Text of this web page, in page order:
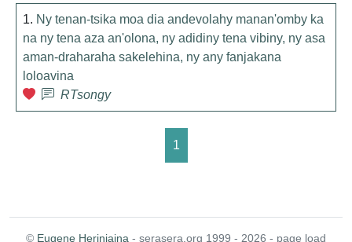
1. Ny tenan-tsika moa dia andevolahy manan'omby ka
na ny tena aza an'olona, ny adidiny tena vibiny, ny asa
aman-draharaha sakelehina, ny any fanjakana
loloavina
RTsongy
1
© Eugene Heriniaina - serasera.org 1999 - 2026 - page load